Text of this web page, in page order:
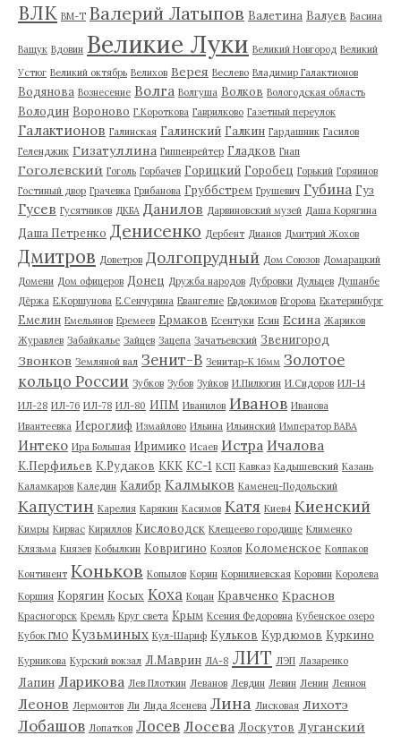
ВЛК ВМ-Т Валерий Латыпов Валетина Валуев Васина
Ващук Вдовин Великие Луки Великий Новгород Великий
Устюг Великий октябрь Велихов Верея Веслево Владимир Галактионов
Водянова Вознесение Волга Волгуша Волков Вологодская область
Володин Вороново Г.Короткова Гаврилково Газетный переулок
Галактионов Галинская Галинский Галкин Гардашник Гасилов
Геленджик Гизатуллина Гиппенрейтер Гладков Гнап
Гоголевский Гоголь Горбачев Горицкий Горобец Горький Горяинов
Гостиный двор Грачевка Грибанова Груббстрем Грушевич Губина Гуз
Гусев Гусятников ДКБА Данилов Дарвиновский музей Даша Корягина
Даша Петренко Денисенко Дербент Дианов Дмитрий Жохов
Дмитров Доветров Долгопрудный Дом Союзов Домарацкий
Домени Дом офицеров Донец Дружба народов Дубровки Дульцев Душанбе
Дёржа Е.Коршунова Е.Сенчурина Евангелие Евдокимов Егорова Екатеринбург
Емелин Емельянов Еремеев Ермаков Есентуки Есин Есина Жариков
Журавлев Забайкалье Зайцев Зацепа Зачатьевский Звенигород
Звонков Земляной вал Зенит-В Зенитар-К 16мм Золотое
кольцо России Зубков Зубов Зуйков И.Пилюгин И.Сидоров ИЛ-14
ИЛ-28 ИЛ-76 ИЛ-78 ИЛ-80 ИПМ Иванилов Иванов Иванова
Ивантеевка Иероглиф Измайлово Ильина Ильинский Император ВАВА
Интеко Ира Большая Иримико Исаев Истра Ичалова
К.Перфильев К.Рудаков ККК КС-1 КСП Кавказ Кадышевский Казань
Каламкаров Каледин Калибр Калмыков Каменец-Подольский
Капустин Карелия Карякин Касимов Катя Киев4 Киенский
Кимры Кирвас Кириллов Кисловодск Клещеево городище Клименко
Клязьма Князев Кобылкин Ковригино Козлов Коломенское Колпаков
Континент Коньков Копылов Корин Корнилиевская Коровин Королева
Коршия Корягин Косых Коха Коцан Кравченко Краснов
Красногорск Кремль Круг света Крым Ксения Федоровна Кубенское озеро
Кубок ГМО Кузьминых Кул-Шариф Кульков Курдюмов Куркино
Курникова Курский вокзал Л.Маврин ЛА-8 ЛИТ ЛЭП Лазаренко
Лапин Ларикова Лев Плоткин Леванов Левдин Левин Ленин Леннон
Леонов Лермонтов Ли Лида Ясенева Лина Лисковая Лихотэ
Лобашов Лопатков Лосев Лосева Лоскутов Луганский